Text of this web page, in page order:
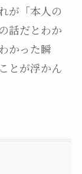
が「本人の
話だとわか
かった瞬
とが浮かん